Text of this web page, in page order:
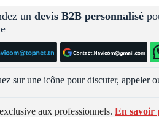
undevis B2B personnalisé
sur une icône pour discuter, appeler
exclusive aux professionnels.En savoir